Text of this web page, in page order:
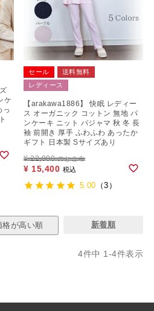
ケ
っ
セール
送料無料
レディース
【arakawa1886】 快眠 レディー
ス オーガニック コットン 無地 パ
ンケーキ ニット パジャマ 秋 冬 長
袖 前開き 厚手 ふわふわ あったか
ギフト 日本製 Sサイズあり
¥ 22,000 のところ
¥ 15,400 税込
5.00 （3）
格が高い順 新着順
4件中 1-4件表示